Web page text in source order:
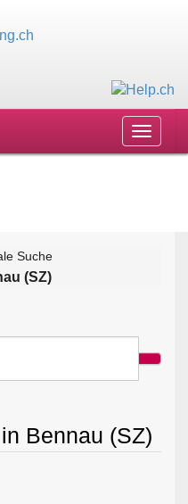
Toggle
Suche
(SZ)
Bennau (SZ)